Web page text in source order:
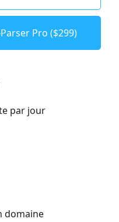
Pro ($299)
par jour
domaine